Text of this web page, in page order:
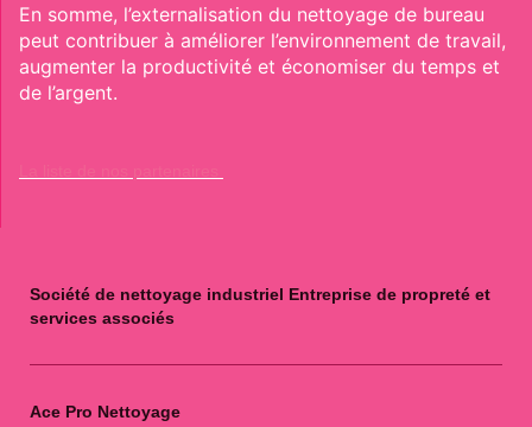
En somme, l’externalisation du nettoyage de bureau
peut contribuer à améliorer l’environnement de travail,
augmenter la productivité et économiser du temps et
de l’argent.
Société de nettoyage industriel Entreprise de propreté et
services associés
Ace Pro Nettoyage